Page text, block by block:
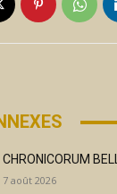
CHRONICORUM
7 août 2026